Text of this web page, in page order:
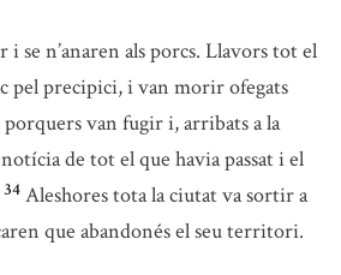
se n’anaren als porcs. Llavors tot el
pel precipici, i van morir ofegats
porquers van fugir i, arribats a la
de tot el que havia passat i el
34 Aleshores tota la ciutat va sortir a
que abandonés el seu territori.